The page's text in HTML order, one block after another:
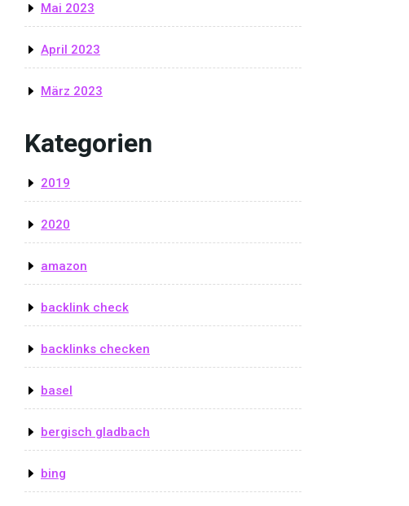
Mai 2023
April 2023
März 2023
Kategorien
2019
2020
amazon
backlink check
backlinks checken
basel
bergisch gladbach
bing